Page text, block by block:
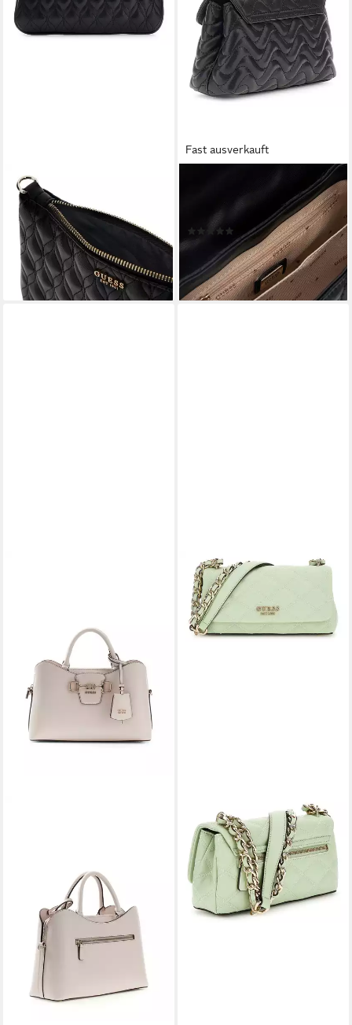
GUESS
Handtasche Quilted Flat
Pouch
ab 54,51 €
lieferbar - in 2-3 Werktagen bei dir
Fast ausverkauft
Umhängetasche Mini Top
Handle Flap
(1)
107,03 € UVP135,00 €
-21%
lieferbar - in 2-3 Werktagen bei dir